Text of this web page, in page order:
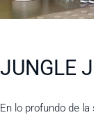
JUNGLE
En lo profundo de